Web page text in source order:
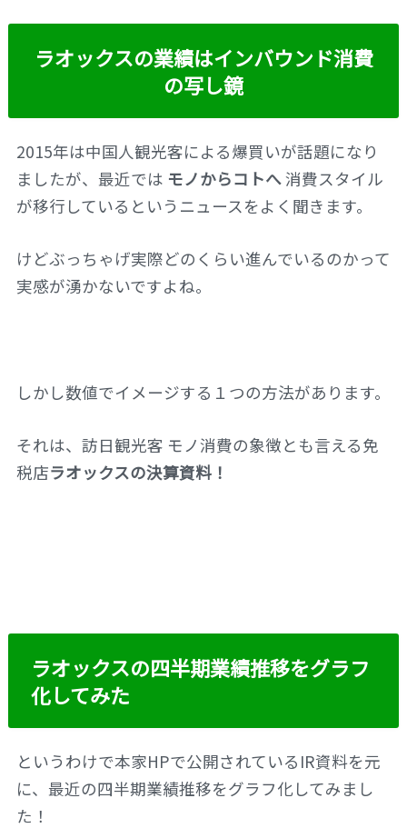
ラオックスの業績はインバウンド消費
の写し鏡
2015年は中国人観光客による爆買いが話題になり
ましたが、最近では モノからコトへ消費スタイル
が移行しているというニュースをよく聞きます。
けどぶっちゃげ実際どのくらい進んでいるのかって
実感が湧かないですよね。
しかし数値でイメージする１つの方法があります。
それは、訪日観光客 モノ消費の象徴とも言える免
税店ラオックスの決算資料！
ラオックスの四半期業績推移をグラフ
化してみた
というわけで本家HPで公開されているIR資料を元
に、最近の四半期業績推移をグラフ化してみまし
た！